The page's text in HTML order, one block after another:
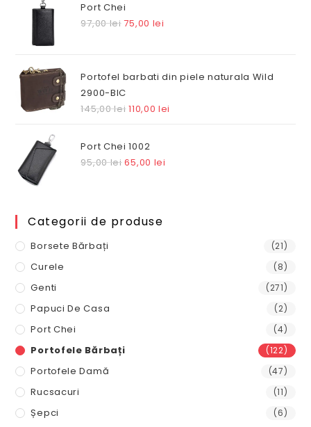
Port Chei
97,00leiPrețul
fost:
97,00 lei.
75,00 lei
75,00 lei.
Portofel barbati din piele naturala Wild
2900-BIC
145,00lei Prețul
a
fost:
110,00lei
Port Chei 1002
95,00leiPrețul
fost:
65,00 lei
Categorii de produse
Borsete Bărbați (21)
Curele (8)
Genti (271)
Papuci De Casa (2)
Port Chei (4)
Portofele Bărbați (122)
Portofele Damă (47)
Rucsacuri (11)
Șepci (6)